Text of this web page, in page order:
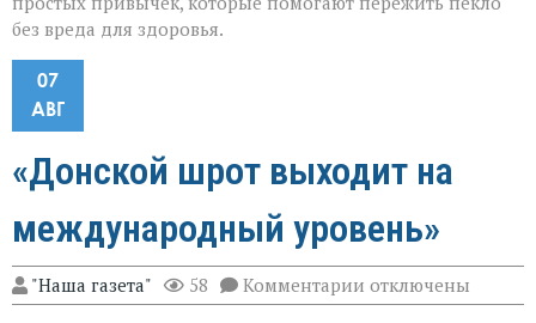
без вреда для здоровья.
07
АВГ
«Донской шрот выходит на
международный уровень»
"Наша газета" 58 Комментарии к
записи
отключены